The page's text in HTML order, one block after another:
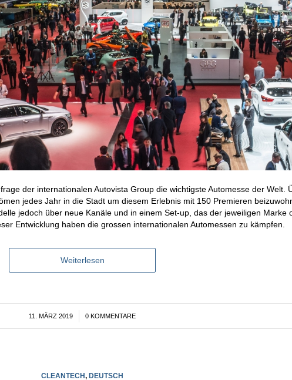
der internationalen Autovista Group die wichtigste Automesse der Welt.
jedes Jahr in die Stadt um diesem Erlebnis mit 150 Premieren
jedoch über neue Kanäle und in einem Set-up, das der jeweiligen Marke
Entwicklung haben die grossen internationalen Automessen zu kämpfen.
Weiterlesen
11. MÄRZ 2019
/ 0 KOMMENTARE
CLEANTECH ,DEUTSCH